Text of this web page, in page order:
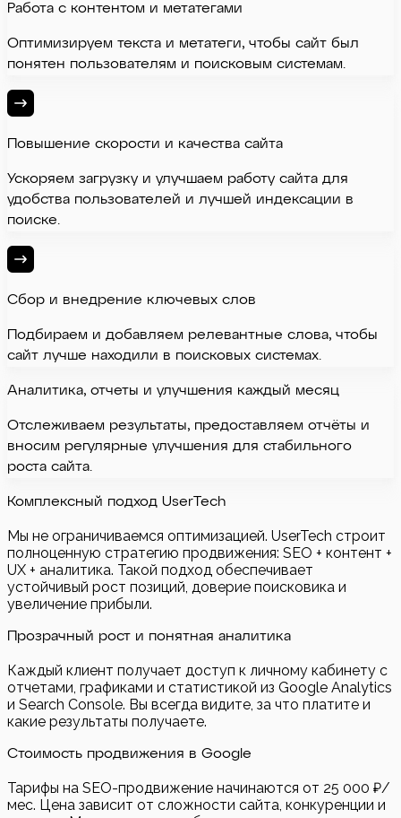
Работа с контентом и метатегами
Оптимизируем текста и метатеги, чтобы сайт был
понятен пользователям и поисковым системам.
Повышение скорости и качества сайта
Ускоряем загрузку и улучшаем работу сайта для
удобства пользователей и лучшей индексации в
поиске.
Сбор и внедрение ключевых слов
Подбираем и добавляем релевантные слова, чтобы
сайт лучше находили в поисковых системах.
Аналитика, отчеты и улучшения каждый месяц
Отслеживаем результаты, предоставляем отчёты и
вносим регулярные улучшения для стабильного
роста сайта.
Комплексный подход UserTech
Мы не ограничиваемся оптимизацией. UserTech строит
полноценную стратегию продвижения: SEO + контент +
UX + аналитика. Такой подход обеспечивает
устойчивый рост позиций, доверие поисковика и
увеличение прибыли.
Прозрачный рост и понятная аналитика
Каждый клиент получает доступ к личному кабинету с
отчетами, графиками и статистикой из Google Analytics
и Search Console. Вы всегда видите, за что платите и
какие результаты получаете.
Стоимость продвижения в Google
Тарифы на SEO-продвижение начинаются от 25 000 ₽/
мес. Цена зависит от сложности сайта, конкуренции и